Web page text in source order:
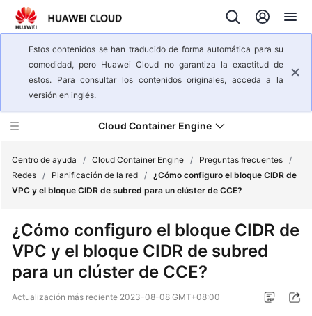
Estos contenidos se han traducido de forma automática para su
comodidad, pero Huawei Cloud no garantiza la exactitud de
estos. Para consultar los contenidos originales, acceda a la
versión en inglés.
Cloud Container Engine
del
servicio
Pasos
iniciales
Centro de ayuda / Cloud Container Engine / Preguntas frecuentes /
Redes / Planificación de la red / ¿Cómo configuro el bloque CIDR de
VPC y el bloque CIDR de subred para un clúster de CCE?
¿Cómo configuro el bloque CIDR de
VPC y el bloque CIDR de subred
para un clúster de CCE?
Actualización más reciente 2023-08-08 GMT+08:00